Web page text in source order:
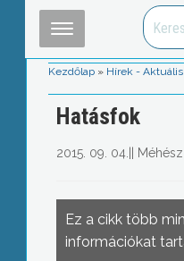
Kezdőlap » Hírek - Aktuális
Hatásfok
2015. 09. 04.
Ez a cikk több
információkat